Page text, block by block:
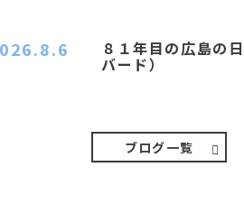
８１年目の広島の
バード）
ブログ一覧